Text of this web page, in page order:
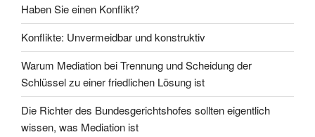
Haben Sie einen Konflikt?
Konflikte: Unvermeidbar und konstruktiv
Warum Mediation bei Trennung und Scheidung der
Schlüssel zu einer friedlichen Lösung ist
Die Richter des Bundesgerichtshofes sollten eigentlich
wissen, was Mediation ist